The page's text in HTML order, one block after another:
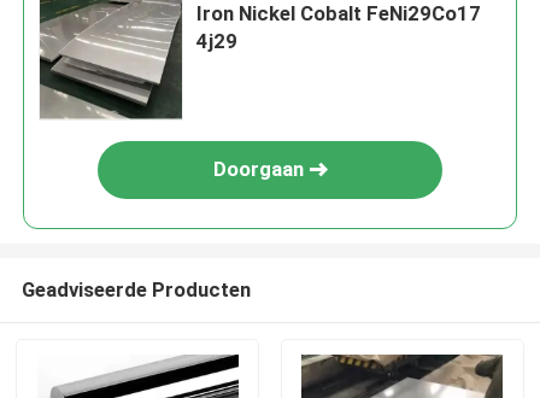
Iron Nickel Cobalt FeNi29Co17
4j29
Doorgaan
Geadviseerde Producten